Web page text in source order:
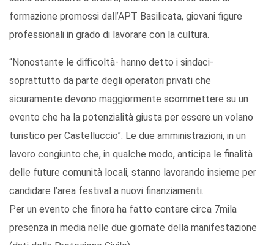
formazione promossi dall’APT Basilicata, giovani figure
professionali in grado di lavorare con la cultura.
“Nonostante le difficoltà- hanno detto i sindaci-
soprattutto da parte degli operatori privati che
sicuramente devono maggiormente scommettere su un
evento che ha la potenzialità giusta per essere un volano
turistico per Castelluccio”. Le due amministrazioni, in un
lavoro congiunto che, in qualche modo, anticipa le finalità
delle future comunità locali, stanno lavorando insieme per
candidare l’area festival a nuovi finanziamenti.
Per un evento che finora ha fatto contare circa 7mila
presenza in media nelle due giornate della manifestazione